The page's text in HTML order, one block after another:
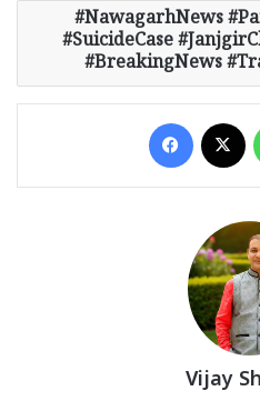
NawagarhNews
#SuicideCase
#BreakingNews
Facebook
Vijay